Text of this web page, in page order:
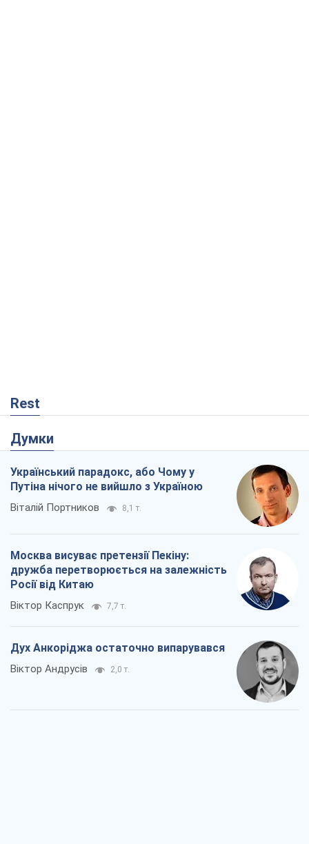
Rest
Думки
Український парадокс, або Чому у
Путіна нічого не вийшло з Україною
Віталій Портников 8,1 т.
Москва висуває претензії Пекіну:
дружба перетворюється на залежність
Росії від Китаю
Віктор Каспрук 7,7 т.
Дух Анкоріджа остаточно випарувався
Віктор Андрусів 2,0 т.